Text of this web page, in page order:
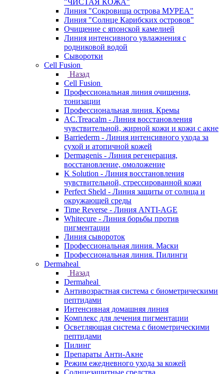
"ЧИСТАЯ КОЖА"
Линия "Сокровища острова МУРЕА"
Линия "Солнце Карибских островов"
Очищение с японской камелией
Линия интенсивного увлажнения с
родниковой водой
Сыворотки
Cell Fusion
Назад
Cell Fusion
Профессиональная линия очищения,
тонизации
Профессиональная линия. Кремы
AC.Treacalm - Линия восстановления
чувствительной, жирной кожи и кожи с акне
Barriederm - Линия интенсивного ухода за
сухой и атопичной кожей
Dermagenis - Линия регенерация,
восстановление, омоложение
K Solution - Линия восстановления
чувствительной, стрессированной кожи
Perfect Sheld - Линия защиты от солнца и
окружающей среды
Time Reverse - Линия ANTI-AGE
Whitecure - Линия борьбы против
пигментации
Линия сывороток
Профессиональная линия. Маски
Профессиональная линия. Пилинги
Dermaheal
Назад
Dermaheal
Антивозрастная система с биометрическими
пептидами
Интенсивная домашняя линия
Комплекс для лечения пигментации
Осветляющая система с биометрическими
пептидами
Пилинг
Препараты Анти-Акне
Режим ежедневного ухода за кожей
Солнцезащитные средства